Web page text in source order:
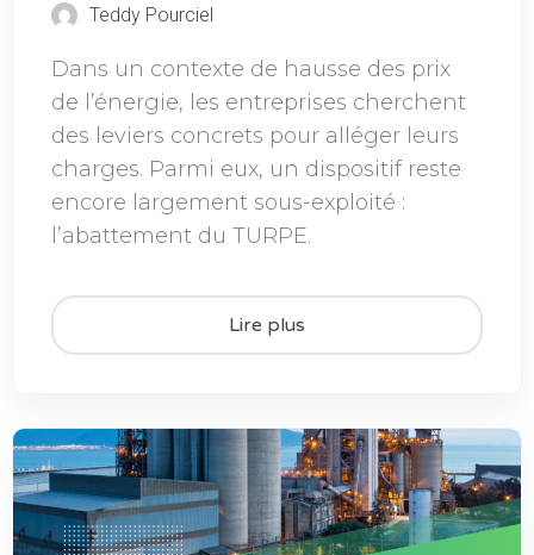
Teddy Pourciel
Dans un contexte de hausse des prix
de l’énergie, les entreprises cherchent
des leviers concrets pour alléger leurs
charges. Parmi eux, un dispositif reste
encore largement sous-exploité :
l’abattement du TURPE.
Lire plus